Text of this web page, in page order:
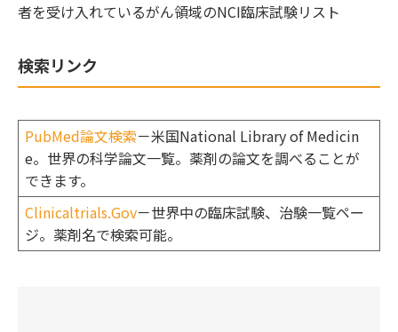
者を受け入れているがん領域のNCI臨床試験リスト
検索リンク
PubMed論文検索－米国National Library of Medicin
e。世界の科学論文一覧。薬剤の論文を調べることが
できます。
Clinicaltrials.Gov－世界中の臨床試験、治験一覧ペー
ジ。薬剤名で検索可能。